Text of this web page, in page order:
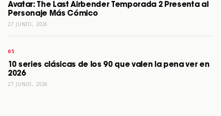
Avatar: The Last Airbender Temporada 2 Presenta al
Personaje Más Cómico
27 JUNIO, 2026
10 series clásicas de los 90 que valen la pena ver en
2026
27 JUNIO, 2026